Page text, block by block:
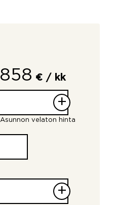
858 € / kk
+
Asunnon velaton hinta
+